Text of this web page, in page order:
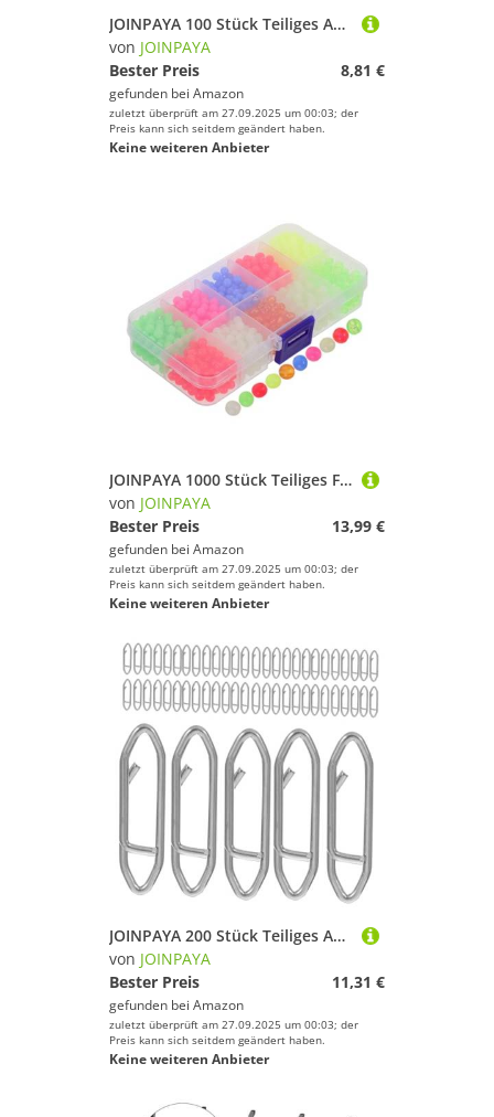
JOINPAYA 100 Stück Teiliges Angelhaken Verbindungsset aus Robustem Metall Schnell Verbindbar mit Drehbarem Glied für Vielseitigen Einsatz Beim Spinn Meeres und Baitfishing Geeignet
von JOINPAYA
Bester Preis
8,81 €
gefunden bei Amazon
zuletzt überprüft am 27.09.2025 um 00:03; der
Preis kann sich seitdem geändert haben.
Keine weiteren Anbieter
JOINPAYA 1000 Stück Teiliges Fluoreszierende Angelperlen zum Aufziehen Leuchtende Stopperperlen aus Robustem Material für Nachtangeln in Süßwasser Tragbares Zubehör für Angelhaken und
von JOINPAYA
Bester Preis
13,99 €
gefunden bei Amazon
zuletzt überprüft am 27.09.2025 um 00:03; der
Preis kann sich seitdem geändert haben.
Keine weiteren Anbieter
JOINPAYA 200 Stück Teiliges Angelköder Snap Connector aus Edelstahl Hohe Festigkeit Korrosionsbeständig für Süßwasser Drehbare Wirbel gegen Schnurverdrillung Mittelgroß Langlebig
von JOINPAYA
Bester Preis
11,31 €
gefunden bei Amazon
zuletzt überprüft am 27.09.2025 um 00:03; der
Preis kann sich seitdem geändert haben.
Keine weiteren Anbieter